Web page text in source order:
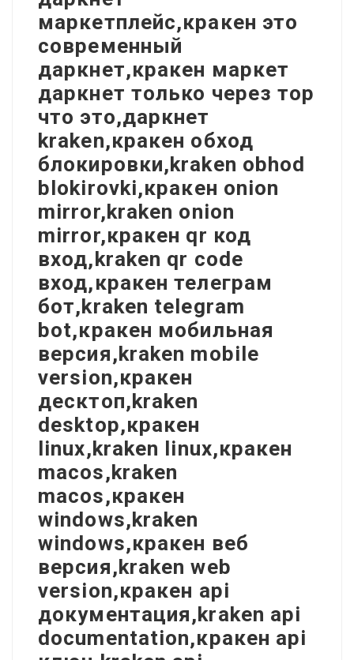
маркетплейс,кракен это
современный
даркнет,кракен маркет
даркнет только через тор
что это,даркнет
kraken,кракен обход
блокировки,kraken obhod
blokirovki,кракен onion
mirror,kraken onion
mirror,кракен qr код
вход,kraken qr code
вход,кракен телеграм
бот,kraken telegram
bot,кракен мобильная
версия,kraken mobile
version,кракен
десктоп,kraken
desktop,кракен
linux,kraken linux,кракен
macos,kraken
macos,кракен
windows,kraken
windows,кракен веб
версия,kraken web
version,кракен api
документация,kraken api
documentation,кракен api